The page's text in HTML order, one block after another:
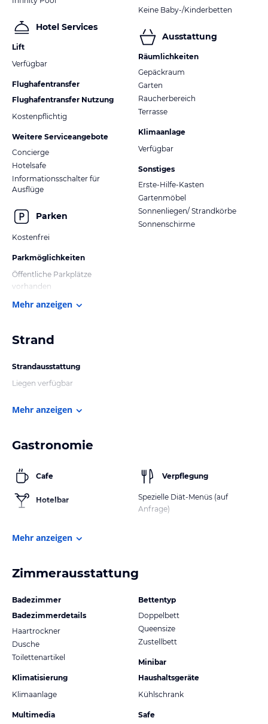
Hotel Services
Lift
Verfügbar
Flughafentransfer
Flughafentransfer Nutzung
Kostenpflichtig
Weitere Serviceangebote
Concierge
Hotelsafe
Informationsschalter für
Ausflüge
Parken
Kostenfrei
Parkmöglichkeiten
Öffentliche Parkplätze
vorhanden
Keine Baby-/Kinderbetten
Ausstattung
Räumlichkeiten
Gepäckraum
Garten
Raucherbereich
Terrasse
Klimaanlage
Verfügbar
Sonstiges
Erste-Hilfe-Kasten
Gartenmöbel
Sonnenliegen/ Strandkörbe
Sonnenschirme
Mehr anzeigen
Strand
Strandausstattung
Liegen verfügbar
Mehr anzeigen
Gastronomie
Cafe
Hotelbar
Verpflegung
Spezielle Diät-Menüs (auf
Anfrage)
Mehr anzeigen
Zimmerausstattung
Badezimmer
Badezimmerdetails
Haartrockner
Dusche
Toilettenartikel
Klimatisierung
Klimaanlage
Multimedia
Bettentyp
Doppelbett
Queensize
Zustellbett
Minibar
Haushaltsgeräte
Kühlschrank
Safe